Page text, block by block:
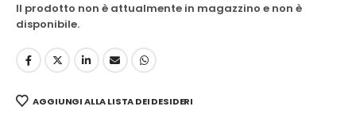
Il prodotto non è attualmente in magazzino e non è
disponibile.
AGGIUNGI ALLA LISTA DEI DESIDERI